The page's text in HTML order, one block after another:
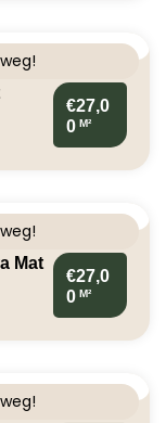
€27,0
0 M²
Mat
€27,0
0 M²